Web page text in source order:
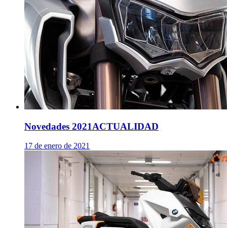
Novedades 2021ACTUALIDAD
17 de enero de 2021